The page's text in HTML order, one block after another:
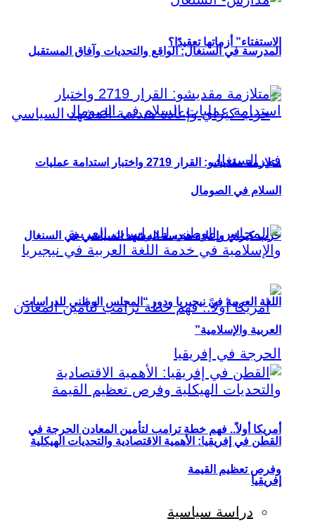
الاستفتاء” أزماتها تعقيدًا؟
حزب كيراي وإعادة هندسة المشهد السياسي في السنغال
أمريكا أولاً.. فهم خطة ترامب لتأمين المعادن الحرجة في
إفريقيا
المدرسة في السنغال: الواقع والتحديات وآفاق المستقبل
متلازمة مقديشو: القرار 2719 واختبار استدامة عمليات
السلام في الصومال
اللغة العربية في نيجيريا ودور “المجلس الوطني للدراسات
العربية والإسلامية”
القطن في إفريقيا: الأهمية الاقتصادية والتحديات الهيكلية
وفرص تعظيم القيمة
دراسة سياسية